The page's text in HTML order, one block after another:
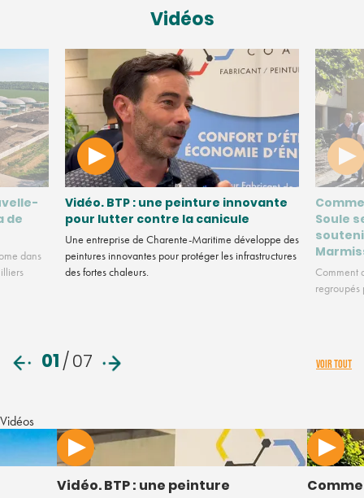
Vidéos
de
dans
Vidéo. BTP : une peinture innovante
pour lutter contre la canicule
Une entreprise de Charente-Maritime développe des
peintures innovantes pour protéger les infrastructures
des fortes chaleurs.
Soule
Comment
regroupés
01/07 VOIR TOUT
Vidéos
Vidéo. BTP : une peinture